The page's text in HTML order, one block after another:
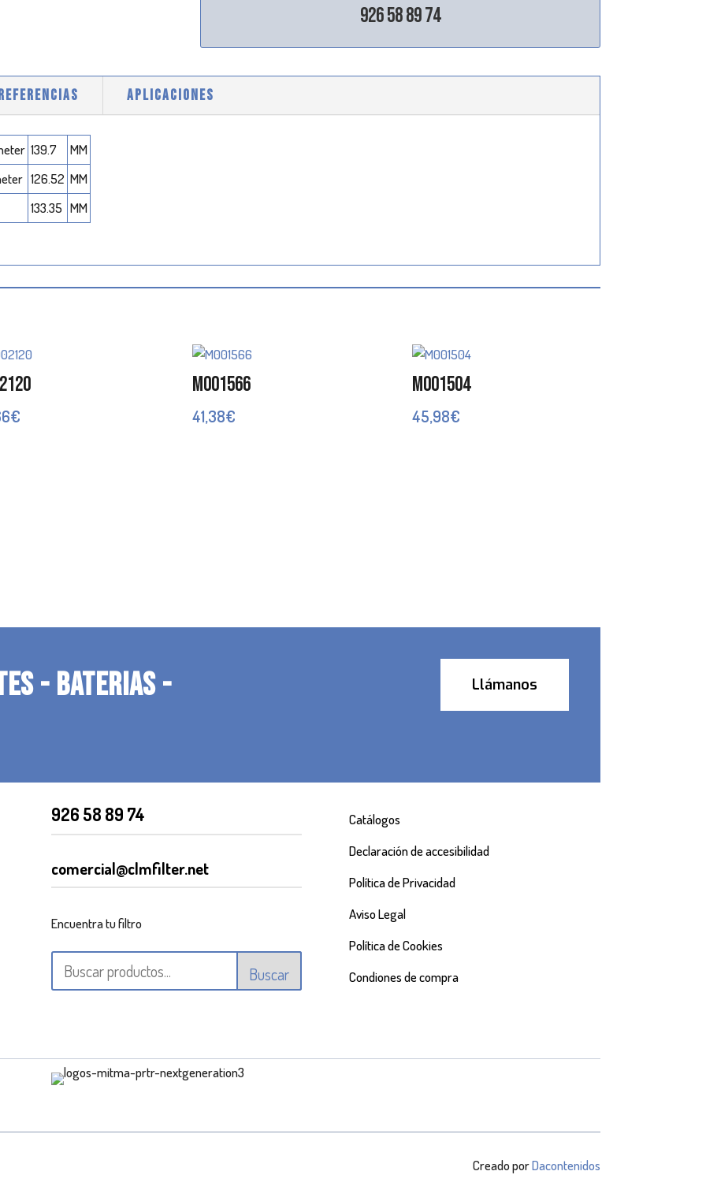
926 58 89 74
APLICACIONES
139.7
MM
126.52 MM
133.35 MM
€
M001566
41,38€
M001504
45,98€
- BATERIAS -
Llámanos
926 58 89 74
comercial@clmfilter.net
Encuentra tu filtro
Buscar
Catálogos
Declaración de accesibilidad
Política de Privacidad
Aviso Legal
Política de Cookies
Condiones de compra
Creado porDacontenidos